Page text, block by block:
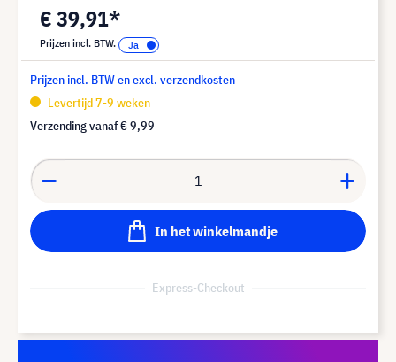
€ 39,91*
Prijzen incl. BTW.
Prijzen incl. BTW en excl. verzendkosten
Levertijd 7-9 weken
Verzending vanaf€ 9,99
In het winkelmandje
Express-Checkout